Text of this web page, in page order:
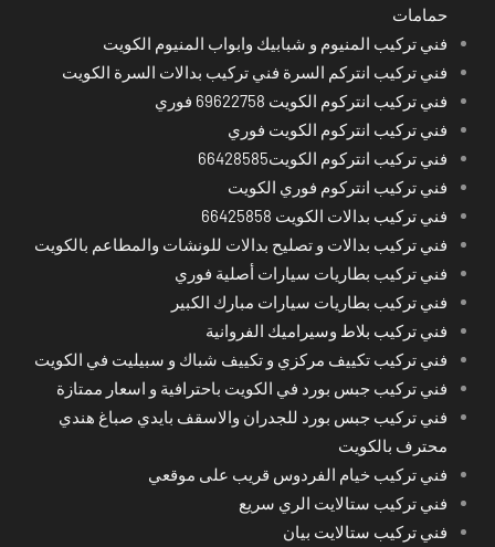
حمامات
فني تركيب المنيوم و شبابيك وابواب المنيوم الكويت
فني تركيب انتركم السرة فني تركيب بدالات السرة الكويت
فني تركيب انتركوم الكويت 69622758 فوري
فني تركيب انتركوم الكويت فوري
فني تركيب انتركوم الكويت66428585
فني تركيب انتركوم فوري الكويت
فني تركيب بدالات الكويت 66425858
فني تركيب بدالات و تصليح بدالات للونشات والمطاعم بالكويت
فني تركيب بطاريات سيارات أصلية فوري
فني تركيب بطاريات سيارات مبارك الكبير
فني تركيب بلاط وسيراميك الفروانية
فني تركيب تكييف مركزي و تكييف شباك و سبيليت في الكويت
فني تركيب جبس بورد في الكويت باحترافية و اسعار ممتازة
فني تركيب جبس بورد للجدران والاسقف بايدي صباغ هندي
محترف بالكويت
فني تركيب خيام الفردوس قريب على موقعي
فني تركيب ستالايت الري سريع
فني تركيب ستالايت بيان